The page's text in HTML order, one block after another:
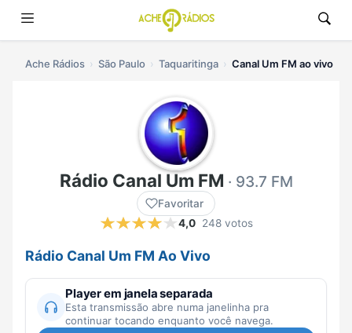
Ache Rádios São Paulo Taquaritinga Canal Um FM ao vivo
Rádio Canal Um FM · 93.7 FM
Favoritar
4,0 248 votos
Rádio Canal Um FM Ao Vivo
Player em janela separada
Esta transmissão abre numa janelinha pra
continuar tocando enquanto você navega.